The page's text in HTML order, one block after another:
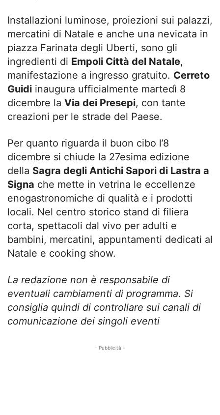
Installazioni luminose, proiezioni sui palazzi,
mercatini di Natale e anche una nevicata in
piazza Farinata degli Uberti, sono gli
ingredienti di Empoli Città del Natale,
manifestazione a ingresso gratuito. Cerreto
Guidi inaugura ufficialmente martedì 8
dicembre la Via dei Presepi, con tante
creazioni per le strade del Paese.
Per quanto riguarda il buon cibo l’8
dicembre si chiude la 27esima edizione
della Sagra degli Antichi Sapori di Lastra a
Signa che mette in vetrina le eccellenze
enogastronomiche di qualità e i prodotti
locali. Nel centro storico stand di filiera
corta, spettacoli dal vivo per adulti e
bambini, mercatini, appuntamenti dedicati al
Natale e cooking show.
La redazione non è responsabile di
eventuali cambiamenti di programma. Si
consiglia quindi di controllare sui canali di
comunicazione dei singoli eventi
- Pubblicità -